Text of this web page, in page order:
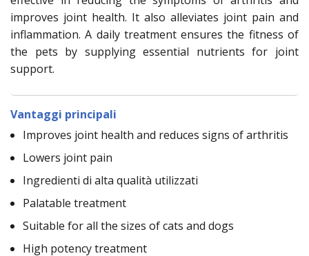
improves joint health. It also alleviates joint pain and
inflammation. A daily treatment ensures the fitness of
the pets by supplying essential nutrients for joint
support.
Vantaggi principali
Improves joint health and reduces signs of arthritis
Lowers joint pain
Ingredienti di alta qualità utilizzati
Palatable treatment
Suitable for all the sizes of cats and dogs
High potency treatment